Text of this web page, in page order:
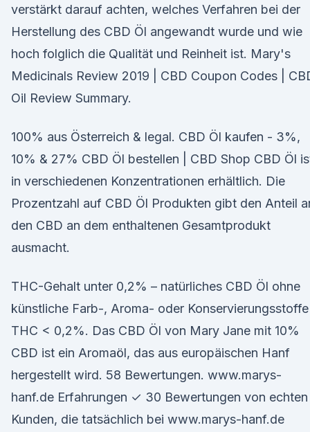
verstärkt darauf achten, welches Verfahren bei der
Herstellung des CBD Öl angewandt wurde und wie
hoch folglich die Qualität und Reinheit ist. Mary's
Medicinals Review 2019 | CBD Coupon Codes |
Oil Review Summary.
100% aus Österreich & legal. CBD Öl kaufen - 3%,
10% & 27% CBD Öl bestellen | CBD Shop CBD Öl
in verschiedenen Konzentrationen erhältlich. Die
Prozentzahl auf CBD Öl Produkten gibt den Anteil
den CBD an dem enthaltenen Gesamtprodukt
ausmacht.
THC-Gehalt unter 0,2% – natürliches CBD Öl ohne
künstliche Farb-, Aroma- oder Konservierungsstoffe
THC < 0,2%. Das CBD Öl von Mary Jane mit 10%
CBD ist ein Aromaöl, das aus europäischen Hanf
hergestellt wird. 58 Bewertungen. www.marys-
hanf.de Erfahrungen ✓ 30 Bewertungen von echten
Kunden, die tatsächlich bei www.marys-hanf.de